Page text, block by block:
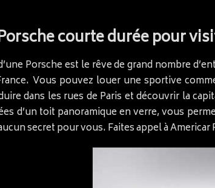
courte durée pour
Porsche est le rêve de grand nombre
Vous pouvez louer une sportive
dans les rues de Paris et découvrir la
d’un toit panoramique en verre, vous
secret pour vous. Faites appel à